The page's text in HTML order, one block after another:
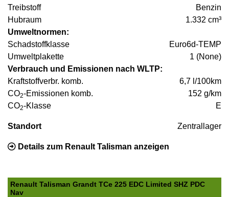
Treibstoff
Benzin
Hubraum
1.332 cm³
Umweltnormen:
Schadstoffklasse
Euro6d-TEMP
Umweltplakette
1 (None)
Verbrauch und Emissionen nach WLTP:
Kraftstoffverbr. komb.
6,7 l/100km
CO2-Emissionen komb.
152 g/km
CO2-Klasse E
Standort Zentrallager
Details zum Renault Talisman anzeigen
Renault Talisman Grandt TCe 225 EDC Limited SHZ PDC
Nav